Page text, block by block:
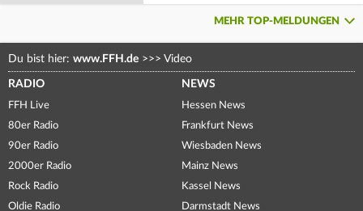
MEHR TOP-MELDUNGEN
Du bist hier: www.FFH.de >>> Video
RADIO
FFH Live
80er Radio
90er Radio
2000er Radio
Rock Radio
Oldie Radio
NEWS
Hessen News
Frankfurt News
Wiesbaden News
Mainz News
Kassel News
Darmstadt News